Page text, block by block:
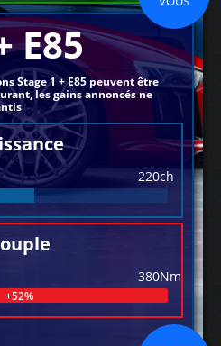
E85
Stage 1 + E85 peuvent être
les gains annoncés ne
220ch
380Nm
+52%